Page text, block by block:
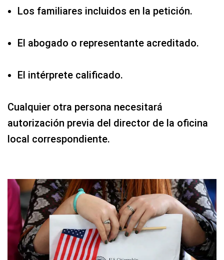
Los familiares incluidos en la petición.
El abogado o representante acreditado.
El intérprete calificado.
Cualquier otra persona necesitará
autorización previa del director de la oficina
local correspondiente.